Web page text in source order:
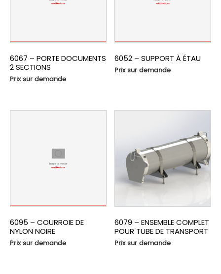
6067 – PORTE DOCUMENTS
2 SECTIONS
Prix sur demande
6052 – SUPPORT À ÉTAU
Prix sur demande
6095 – COURROIE DE
NYLON NOIRE
Prix sur demande
6079 – ENSEMBLE COMPLET
POUR TUBE DE TRANSPORT
Prix sur demande